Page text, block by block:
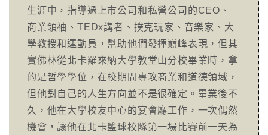
生涯中，指導過上市公司和私營公司的CEO、
商業領袖、TEDx講者、撲克玩家、音樂家、大
學教授和運動員，幫助他們發揮巔峰表現，但其
實佛林從北卡羅來納大學教堂山分校畢業時，拿
的是哲學學位，在校期間專攻商業和道德領域，
但他對自己的人生方向並不是很確定。畢業後不
久，他在大學校友中心的宴會廳工作，一次偶然
機會，讓他在北卡籃球校隊第一場比賽前一天為